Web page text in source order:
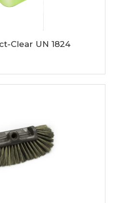
Clear UN 1824